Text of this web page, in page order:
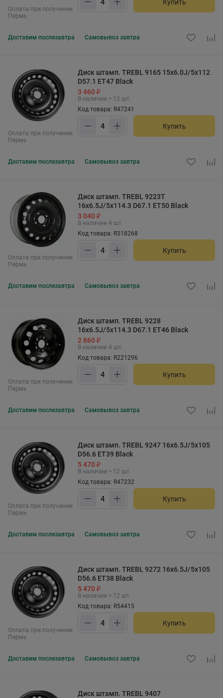
Оплата при получении
Пермь
Купить
Доставим послезавтра Самовывоз завтра
Оплата при получении
Пермь
Диск штамп. TREBL 9165 15x6.0J/5x112
D57.1 ET47 Black
3 460 ₽
В наличии > 12 шт.
Код товара: R47241
Купить
Доставим послезавтра Самовывоз завтра
Оплата при получении
Пермь
Диск штамп. TREBL 9223T
16x6.5J/5x114.3 D67.1 ET50 Black
3 040 ₽
В наличии 4 шт.
Код товара: R318268
Купить
Доставим послезавтра Самовывоз завтра
Оплата при получении
Пермь
Диск штамп. TREBL 9228
16x6.5J/5x114.3 D67.1 ET46 Black
2 860 ₽
В наличии 4 шт.
Код товара: R221296
Купить
Доставим послезавтра Самовывоз завтра
Оплата при получении
Пермь
Диск штамп. TREBL 9247 16x6.5J/5x105
D56.6 ET39 Black
5 470 ₽
В наличии > 12 шт.
Код товара: R47232
Купить
Доставим послезавтра Самовывоз завтра
Оплата при получении
Пермь
Диск штамп. TREBL 9272 16x6.5J/5x105
D56.6 ET38 Black
5 470 ₽
В наличии > 12 шт.
Код товара: R54415
Купить
Доставим послезавтра Самовывоз завтра
Диск штамп. TREBL 9407